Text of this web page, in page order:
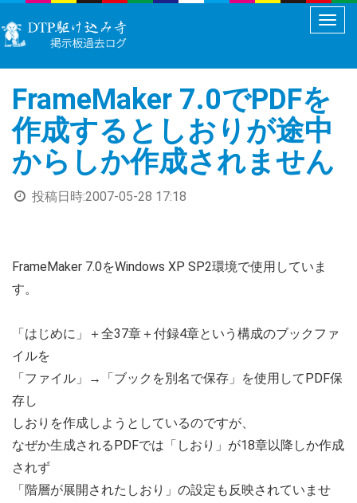
メ
ュ
り
え
FrameMaker 7.0でPDFを
作成するとしおりが途中
からしか作成されません
投稿日時:2007-05-28 17:18
FrameMaker 7.0をWindows XP SP2環境で使用していま
す。
「はじめに」＋全37章＋付録4章という構成のブックファ
イルを
「ファイル」→「ブックを別名で保存」を使用してPDF保
存し
しおりを作成しようとしているのですが、
なぜか生成されるPDFでは「しおり」が18章以降しか作成
されず
「階層が展開されたしおり」の設定も反映されていませ